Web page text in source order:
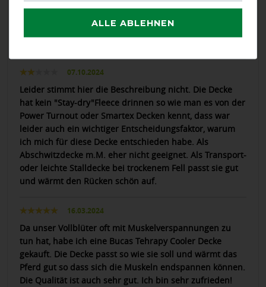
LATEST REVIEWS
03.01.2026
07.10.2024
Leider stimmt hier die Beschreibung nicht. Die Decke
hat kein "Stay-dry"Fleece drinnen so wie man es von der
Power Turnout oder Smartex Decken kennt, dass war
leider auch ein wichtiger Entscheidungsfaktor, warum
ich mich für diese Decke entschieden habe. Als
Abschwitzdecke m.M. eher nicht geeignet. Als Transport-
oder leichte Stalldecke bei trockenem Fell passt sie gut
und wärmt den Rücken schön auf.
16.03.2024
Da unser Vollblüter oft mit Muskelverspannungen zu
tun hat, habe ich eine Bucas Tehrapy Cooler Decke
gekauft. Die Decke passt so wie sie soll und wärmt das
Pferd gut so dass sich die Muskeln endspannen können.
Die Qualität ist auch sehr gut. Ich bin sehr zufrieden!
ALLE ABLEHNEN